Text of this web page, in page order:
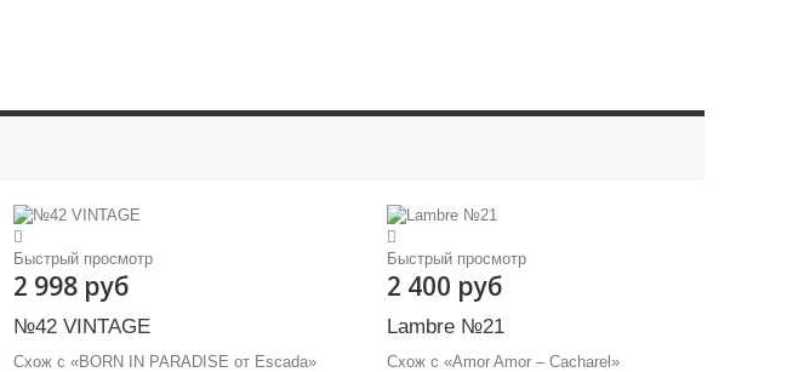
Быстрый просмотр
2 998 руб
№42 VINTAGE
Схож с «BORN IN PARADISE от Escada»
Быстрый просмотр
2 400 руб
Lambre №21
Схож с «Amor Amor – Cacharel»